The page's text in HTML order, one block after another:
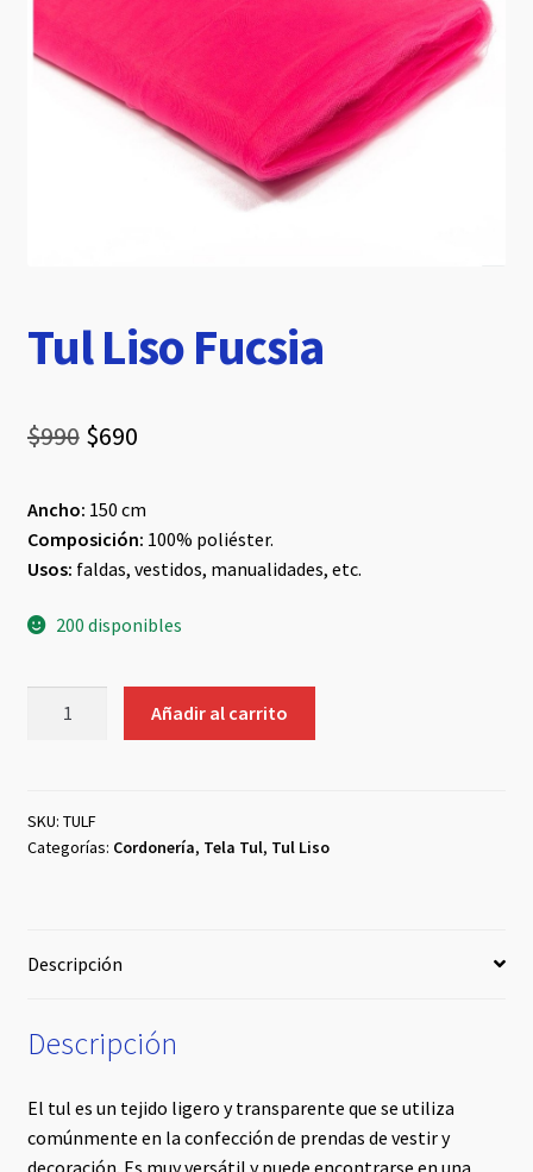
Tul Liso Fucsia
$990 El
original
era:
$690El
actual
es:
Ancho: 150 cm
Composición: 100% poliéster.
Usos: faldas, vestidos, manualidades, etc.
200 disponibles
Añadir al carrito
SKU: TULF
Categorías: Cordonería, Tela Tul, Tul Liso
Descripción
Descripción
El tul es un tejido ligero y transparente que se utiliza
comúnmente en la confección de prendas de vestir y